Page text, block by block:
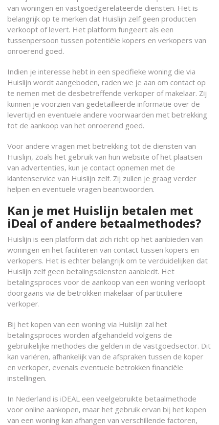
van woningen en vastgoedgerelateerde diensten. Het is
belangrijk op te merken dat Huislijn zelf geen producten
verkoopt of levert. Het platform fungeert als een
tussenpersoon tussen potentiële kopers en verkopers van
onroerend goed.
Indien je interesse hebt in een specifieke woning die via
Huislijn wordt aangeboden, raden we je aan om contact op
te nemen met de desbetreffende verkoper of makelaar. Zij
kunnen je voorzien van gedetailleerde informatie over de
levertijd en eventuele andere voorwaarden met betrekking
tot de aankoop van het onroerend goed.
Voor andere vragen met betrekking tot de diensten van
Huislijn, zoals het gebruik van hun website of het plaatsen
van advertenties, kun je contact opnemen met de
klantenservice van Huislijn zelf. Zij zullen je graag verder
helpen en eventuele vragen beantwoorden.
Kan je met Huislijn betalen met
iDeal of andere betaalmethodes?
Huislijn is een platform dat zich richt op het aanbieden van
woningen en het faciliteren van contact tussen kopers en
verkopers. Het is echter belangrijk om te verduidelijken dat
Huislijn zelf geen betalingsdiensten aanbiedt. Het
betalingsproces voor de aankoop van een woning verloopt
doorgaans via de betrokken makelaar of particuliere
verkoper.
Bij het kopen van een woning via Huislijn zal het
betalingsproces worden afgehandeld volgens de
gebruikelijke methodes die gelden in de vastgoedsector. Dit
kan variëren, afhankelijk van de afspraken tussen de koper
en verkoper, evenals eventuele betrokken financiële
instellingen.
In Nederland is iDEAL een veelgebruikte betaalmethode
voor online aankopen, maar het gebruik ervan bij het kopen
van een woning kan afhangen van verschillende factoren,